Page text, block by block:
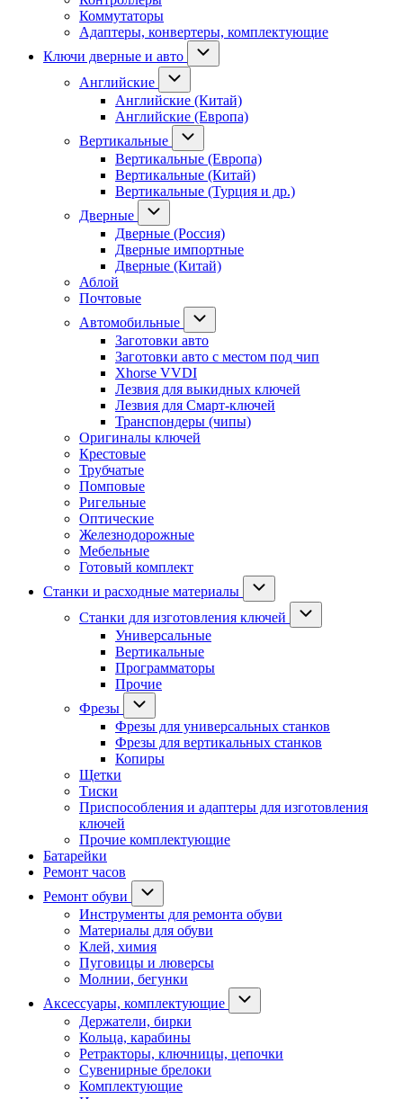
Коммутаторы
Адаптеры, конвертеры, комплектующие
Ключи дверные и авто
Английские
Английские (Китай)
Английские (Европа)
Вертикальные
Вертикальные (Европа)
Вертикальные (Китай)
Вертикальные (Турция и др.)
Дверные
Дверные (Россия)
Дверные импортные
Дверные (Китай)
Аблой
Почтовые
Автомобильные
Заготовки авто
Заготовки авто с местом под чип
Xhorse VVDI
Лезвия для выкидных ключей
Лезвия для Смарт-ключей
Транспондеры (чипы)
Оригиналы ключей
Крестовые
Трубчатые
Помповые
Ригельные
Оптические
Железнодорожные
Мебельные
Готовый комплект
Станки и расходные материалы
Станки для изготовления ключей
Универсальные
Вертикальные
Программаторы
Прочие
Фрезы
Фрезы для универсальных станков
Фрезы для вертикальных станков
Копиры
Щетки
Тиски
Приспособления и адаптеры для изготовления
ключей
Прочие комплектующие
Батарейки
Ремонт часов
Ремонт обуви
Инструменты для ремонта обуви
Материалы для обуви
Клей, химия
Пуговицы и люверсы
Молнии, бегунки
Аксессуары, комплектующие
Держатели, бирки
Кольца, карабины
Ретракторы, ключницы, цепочки
Сувенирные брелоки
Комплектующие